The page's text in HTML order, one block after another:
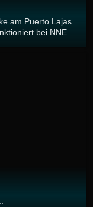
am Puerto Lajas.
bei NNE...